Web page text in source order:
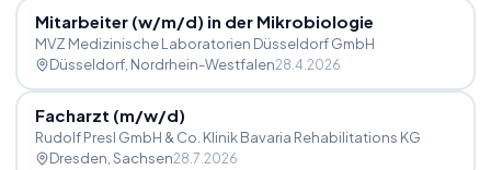
Mitarbeiter (w/m/d) in der Mikrobiologie
MVZ Medizinische Laboratorien Düsseldorf GmbH
Düsseldorf, Nordrhein-Westfalen28.4.2026
Facharzt (m/w/d)
Rudolf Presl GmbH & Co. Klinik Bavaria Rehabilitations KG
Dresden , Sachsen28.7.2026